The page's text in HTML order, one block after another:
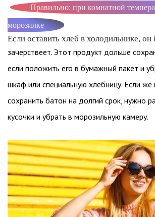
Правильно: при комнатной
морозилке
Если оставить хлеб в холодильнике, он
зачерствеет. Этот продукт дольше
если положить его в бумажный пакет и
шкаф или специальную хлебницу. Если
сохранить батон на долгий срок, нужно
кусочки и убрать в морозильную камеру.